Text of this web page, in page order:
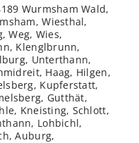
Wurmsham Wald,
Wiesthal,
Weg, Wies,
Klenglbrunn,
Unterthann,
Haag, Hilgen,
Kupferstatt,
Gutthät,
Kneisting, Schlott,
Lohbichl,
Auburg,